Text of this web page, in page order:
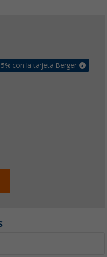
con la tarjeta Berger